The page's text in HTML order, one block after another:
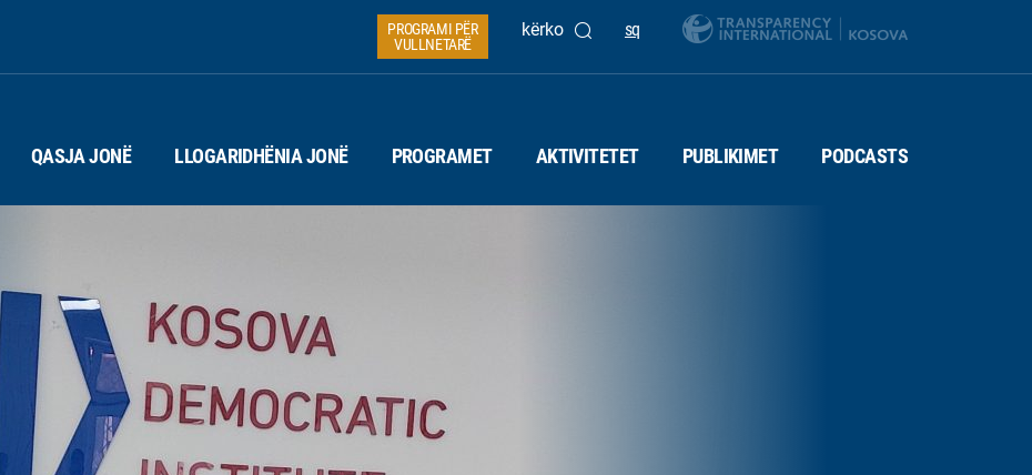
sq
kërko
PROGRAMI PËR
VULLNETARË
QASJA JONË LLOGARIDHËNIA JONË PROGRAMET AKTIVITETET PUBLIKIMET PODCASTS